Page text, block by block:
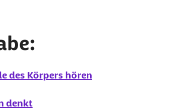
des Körpers hören
denkt